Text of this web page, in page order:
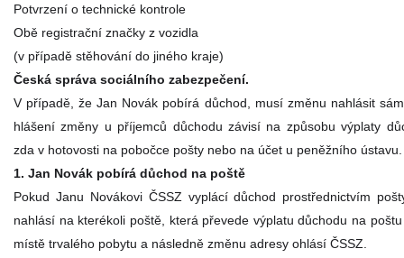
Potvrzení o technické kontrole
Obě registrační značky z vozidla
(v případě stěhování do jiného kraje)
Česká správa sociálního zabezpečení.
V případě, že Jan Novák pobírá důchod, musí změnu nahlásit
hlášení změny u příjemců důchodu závisí na způsobu výplaty
zda v hotovosti na pobočce pošty nebo na účet u peněžního ústavu.
1. Jan Novák pobírá důchod na poště
Pokud Janu Novákovi ČSSZ vyplácí důchod prostřednictvím
nahlásí na kterékoli poště, která převede výplatu důchodu na
místě trvalého pobytu a následně změnu adresy ohlásí ČSSZ.